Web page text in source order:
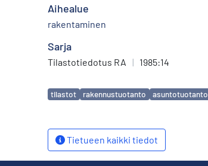
Aihealue
rakentaminen
Sarja
Tilastotiedotus RA | 1985:14
Avainsanat
tilastot rakennustuotanto asuntotuotanto
Tietueen kaikki tiedot